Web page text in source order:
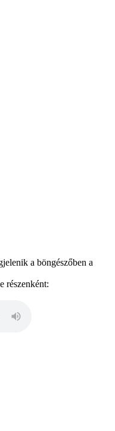
a böngészőben a
részenként: